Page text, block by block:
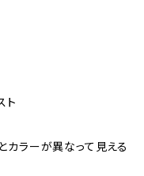
ト
カラーが異なって見える